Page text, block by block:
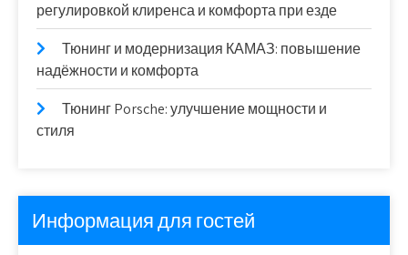
регулировкой клиренса и комфорта при езде
Тюнинг и модернизация КАМАЗ: повышение
надёжности и комфорта
Тюнинг Porsche: улучшение мощности и
стиля
Информация для гостей